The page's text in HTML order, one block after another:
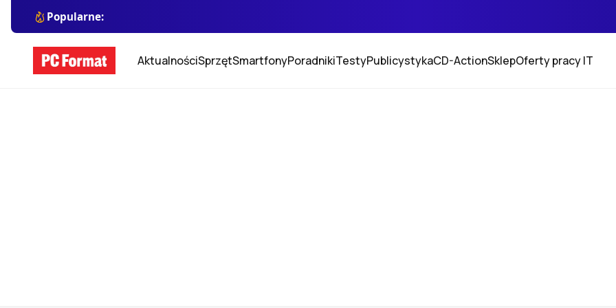
Popularne:
AktualnościSprzętSmartfonyPoradnikiTestyPublicystykaCD-ActionSklepOferty pracy IT